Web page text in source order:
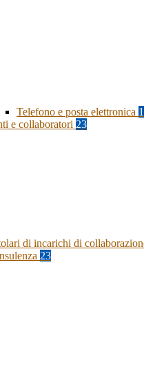
Telefono e posta elettronica 1
e collaboratori 23
di incarichi di
23